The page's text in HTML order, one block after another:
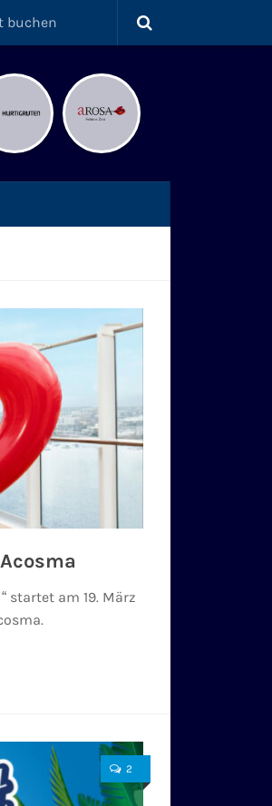
buchen
startet am 19. März
2